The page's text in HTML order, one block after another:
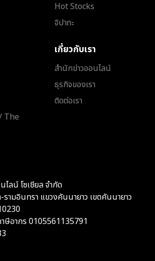
Hot Stocks
จิปาถะ
The
เกี่ยวกับเรา
สำนักข่าวออนไลน์
ธุรกิจของเรา
ติดต่อเรา
ลน์ โซเชียล จำกัด
ามอินทรา แขวงคันนายาว เขตคันนายาว
าษีอากร 0105561135791